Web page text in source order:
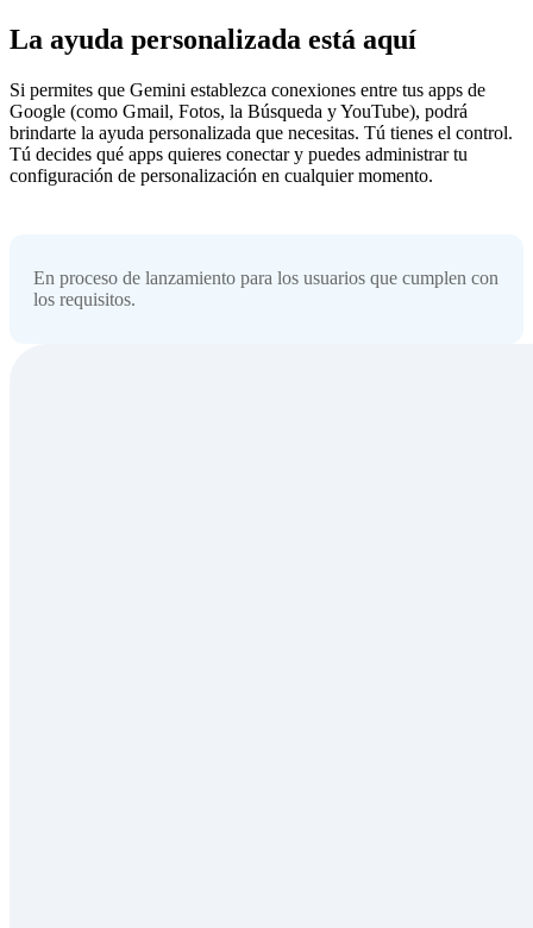
La ayuda personalizada está aquí
Si permites que Gemini establezca conexiones entre tus apps de
Google (como Gmail, Fotos, la Búsqueda y YouTube), podrá
brindarte la ayuda personalizada que necesitas. Tú tienes el control.
Tú decides qué apps quieres conectar y puedes administrar tu
configuración de personalización en cualquier momento.
En proceso de lanzamiento para los usuarios que cumplen con
los requisitos.